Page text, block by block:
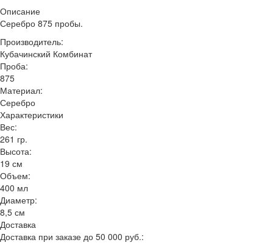
Описание
Серебро 875 пробы.
Производитель:
Кубачинский Комбинат
Проба:
875
Материал:
Серебро
Характеристики
Вес:
261 гр.
Высота:
19 см
Объем:
400 мл
Диаметр:
8,5 см
Доставка
Доставка при заказе до 50 000 руб.: